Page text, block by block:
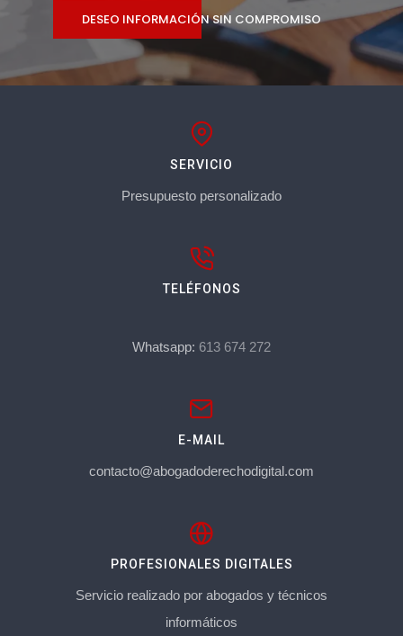
DESEO INFORMACIÓN SIN COMPROMISO
SERVICIO
Presupuesto personalizado
TELÉFONOS
Whatsapp: 613 674 272
E-MAIL
contacto@abogadoderechodigital.com
PROFESIONALES DIGITALES
Servicio realizado por abogados y técnicos
informáticos